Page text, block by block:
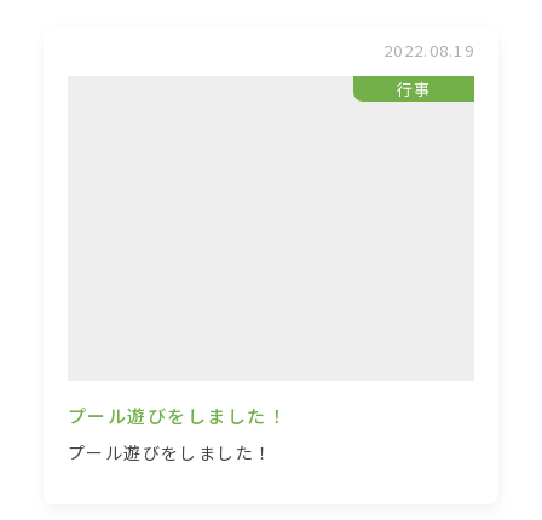
2022.08.19
行事
プール遊びをしました！
プール遊びをしました！